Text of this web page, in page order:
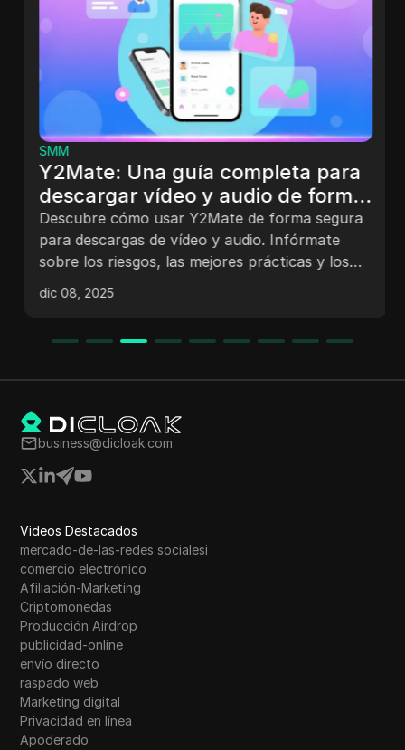
SMM
Y2Mate: Una guía completa para
descargar vídeo y audio de forma
segura
Descubre cómo usar Y2Mate de forma segura
para descargas de vídeo y audio. Infórmate
sobre los riesgos, las mejores prácticas y los
disfruta de descargas seguras.
dic 08, 2025
business@dicloak.com
Videos Destacados
mercado-de-las-redes socialesi
comercio electrónico
Afiliación-Marketing
Criptomonedas
Producción Airdrop
publicidad-online
envío directo
raspado web
Marketing digital
Privacidad en línea
Apoderado